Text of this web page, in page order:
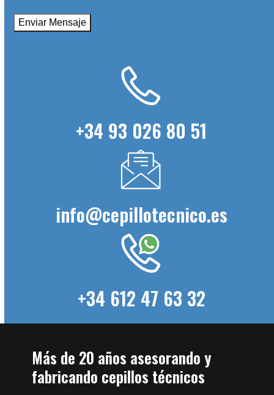
+34 93 026 80 51
info@cepillotecnico.es
+34 612 47 63 32
Más de 20 años asesorando y
fabricando cepillos técnicos